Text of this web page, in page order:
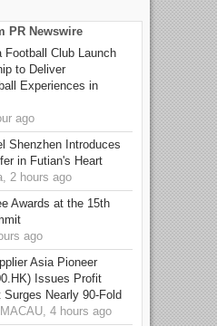
PR Newswire
Football Club Launch
to Deliver
Experiences in
ago
Shenzhen Introduces
in Futian's Heart
2 hours ago
Awards at the 15th
ago
Asia Pioneer
Issues Profit
Nearly 90-Fold
4 hours ago